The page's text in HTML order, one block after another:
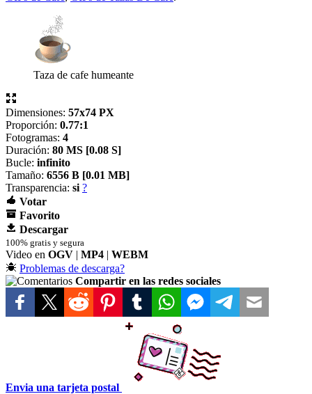
Taza de cafe humeante
Dimensiones: 57x74 PX
Proporción: 0.77:1
Fotogramas: 4
Duración: 80 MS [0.08 S]
Bucle: infinito
Tamaño: 6556 B [0.01 MB]
Transparencia: si ?
Votar
Favorito
Descargar
100% gratis y segura
Video en OGV | MP4 | WEBM
Problemas de descarga?
Compartir en las redes sociales
Envia una tarjeta postal